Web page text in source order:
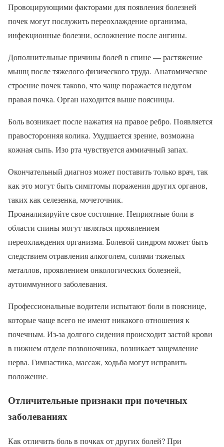
Провоцирующими факторами для появления болезней
почек могут послужить переохлаждение организма,
инфекционные болезни, осложнение после ангины.
Дополнительные причины болей в спине — растяжение
мышц после тяжелого физического труда. Анатомическое
строение почек таково, что чаще поражается недугом
правая почка. Орган находится выше поясницы.
Боль возникает после нажатия на правое ребро. Появляется
правосторонняя колика. Ухудшается зрение, возможна
кожная сыпь. Изо рта чувствуется аммиачный запах.
Окончательный диагноз может поставить только врач, так
как это могут быть симптомы поражения других органов,
таких как селезенка, мочеточник.
Проанализируйте свое состояние. Неприятные боли в
области спины могут являться проявлением
переохлаждения организма. Болевой синдром может быть
следствием отравления алкоголем, солями тяжелых
металлов, проявлением онкологических болезней,
аутоиммунного заболевания.
Профессиональные водители испытают боли в пояснице,
которые чаще всего не имеют никакого отношения к
почечным. Из-за долгого сидения происходит застой крови
в нижнем отделе позвоночника, возникает защемление
нерва. Гимнастика, массаж, ходьба могут исправить
положение.
Отличительные признаки при почечных
заболеваниях
Как отличить боль в почках от других болей? При